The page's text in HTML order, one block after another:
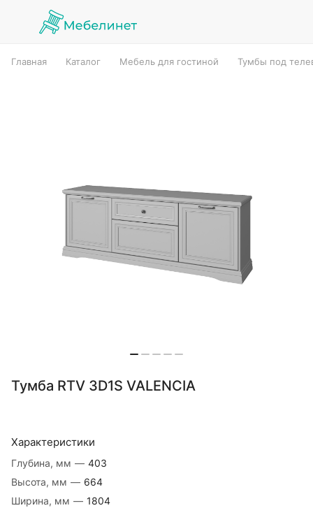
Главная Каталог Мебель для гостиной Тумбы под
Тумба RTV 3D1S VALENCIA
Характеристики
Глубина, мм — 403
Высота, мм — 664
Ширина, мм — 1804